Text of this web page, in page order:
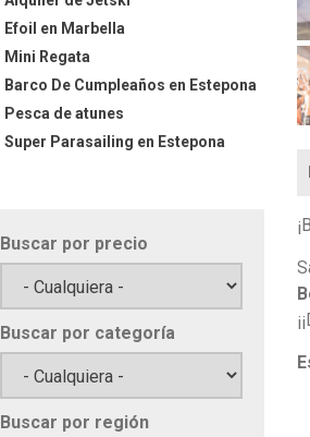
Efoil en Marbella
Mini Regata
Barco De Cumpleaños en Estepona
Pesca de atunes
Super Parasailing en Estepona
Buscar por precio
Buscar por categoría
Buscar por región